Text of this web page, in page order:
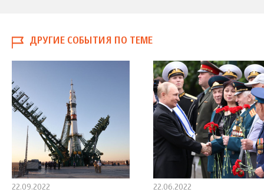
ДРУГИЕ СОБЫТИЯ ПО ТЕМЕ
22.09.2022
22.06.2022